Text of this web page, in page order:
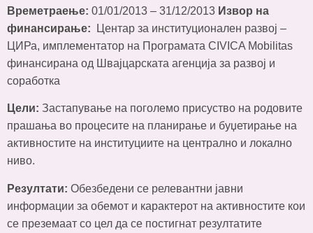
Времетраење: 01/01/2013 – 31/12/2013 Извор на
финансирање: Центар за институционален развој –
ЦИРа, имплементатор на Програмата CIVICA Mobilitas
финансирана од Швајцарската агенција за развој и
соработка
Цели: Застапување на поголемо присуство на родовите
прашања во процесите на планирање и буџетирање на
активностите на институциите на централно и локално
ниво.
Резултати: Обезбедени се релевантни јавни
информации за обемот и карактерот на активностите кои
се преземаат со цел да се постигнат резултатите